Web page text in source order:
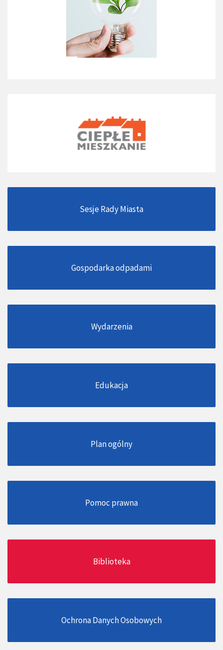
Sesje Rady Miasta
Gospodarka odpadami
Wydarzenia
Edukacja
Plan ogólny
Pomoc prawna
Biblioteka
Ochrona Danych Osobowych